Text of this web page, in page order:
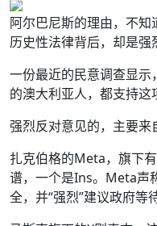
阿尔巴尼斯的理由，不
历史性法律背后，却是强
一份最近的民意调查显
的澳大利亚人，都支持这
强烈反对意见的，主要来
扎克伯格的Meta，旗下
谱，一个是Ins。Meta声
全，并“强烈”建议政府等